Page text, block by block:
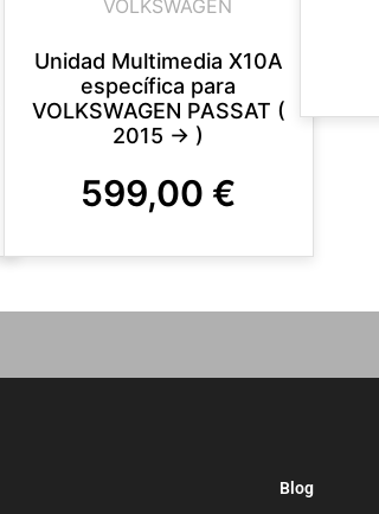
VOLKSWAGEN
Unidad Multimedia X10A
específica para
VOLKSWAGEN PASSAT (
2015 -> )
599,00 €
Blog